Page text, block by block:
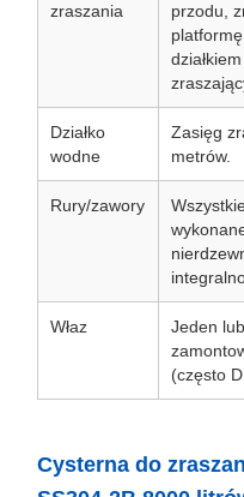
zraszania
przodu,
Działko
wodne
Zasięg
metrów.
Rury/zawory
Właz
Jeden
(często
Cysterna do